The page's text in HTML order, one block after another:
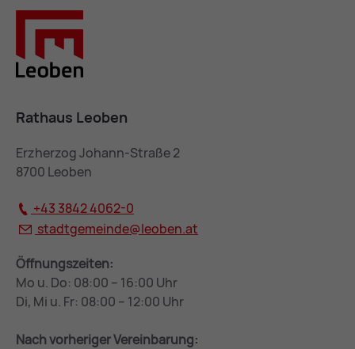
Rathaus Leoben
Erzherzog Johann-Straße 2
8700 Leoben
+43 3842 4062-0
stadtgemeinde@leoben.at
Öffnungszeiten:
Mo u. Do: 08:00 – 16:00 Uhr
Di, Mi u. Fr: 08:00 – 12:00 Uhr
Nach vorheriger Vereinbarung: